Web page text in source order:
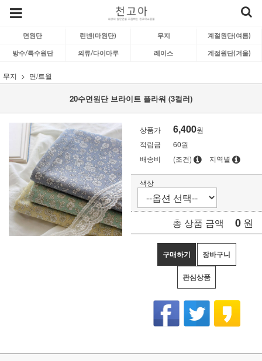
면원단 린넨(마원단) 무지 계절원단(여름)
방수/특수원단 의류/다이마루 레이스 계절원단(겨울)
무지 면/트윌
20수면원단 브라이트 플라워 (3컬러)
상품가 6,400원
적립금
60원
배송비
(조건) 지역별
색상
총 상품 금액 0 원
구매하기 장바구니
관심상품